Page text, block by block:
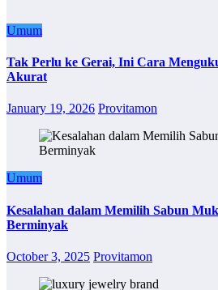
Umum
Tak Perlu ke Gerai, Ini Cara
Akurat
January 19, 2026 Provitamon
Umum
Kesalahan dalam Memilih Sabun
Berminyak
October 3, 2025 Provitamon